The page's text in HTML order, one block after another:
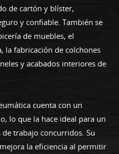
de cartón y blíster,
y confiable. También se
de muebles, el
la fabricación de colchones
y acabados interiores de
cuenta con un
lo que la hace ideal para un
trabajo concurridos. Su
la eficiencia al permitir